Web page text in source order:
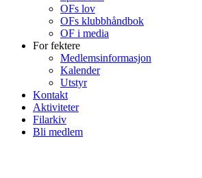
OFs lov
OFs klubbhåndbok
OF i media
For fektere
Medlemsinformasjon
Kalender
Utstyr
Kontakt
Aktiviteter
Filarkiv
Bli medlem